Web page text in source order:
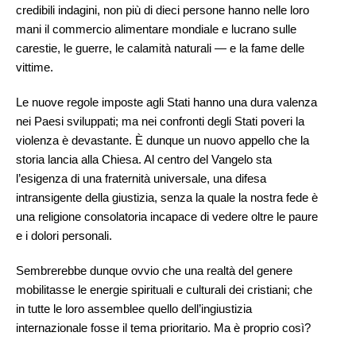
credibili indagini, non più di dieci persone hanno nelle loro
mani il commercio alimentare mondiale e lucrano sulle
carestie, le guerre, le calamità naturali — e la fame delle
vittime.
Le nuove regole imposte agli Stati hanno una dura valenza
nei Paesi sviluppati; ma nei confronti degli Stati poveri la
violenza è devastante. È dunque un nuovo appello che la
storia lancia alla Chiesa. Al centro del Vangelo sta
l’esigenza di una fraternità universale, una difesa
intransigente della giustizia, senza la quale la nostra fede è
una religione consolatoria incapace di vedere oltre le paure
e i dolori personali.
Sembrerebbe dunque ovvio che una realtà del genere
mobilitasse le energie spirituali e culturali dei cristiani; che
in tutte le loro assemblee quello dell’ingiustizia
internazionale fosse il tema prioritario. Ma è proprio così?